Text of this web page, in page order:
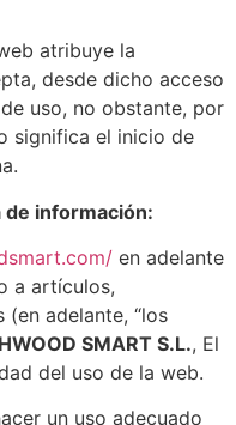
atribuye la
desde dicho acceso
uso, no obstante, por
significa el inicio de
de información:
en adelante
a artículos,
adelante, “los
SMART S.L., El
del uso de la web.
un uso adecuado